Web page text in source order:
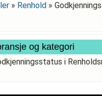
» Renhold »
og kategori
i